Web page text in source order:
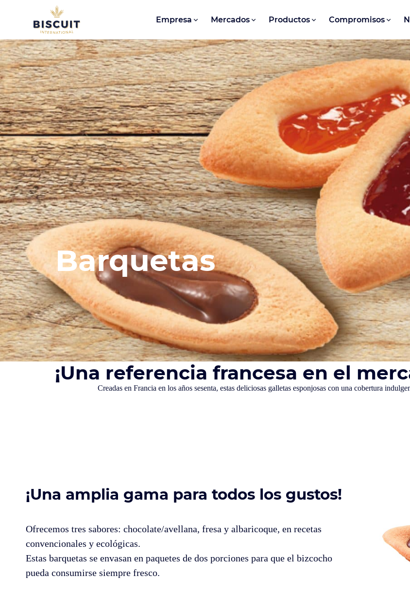
Aller au contenu Empresa Mercados Productos Compromisos
Barquetas
¡Una referencia francesa en el
Creadas en Francia en los años sesenta, estas deliciosas galletas esponjosas con una cobertura
¡Una amplia gama para todos los gustos!
Ofrecemos tres sabores: chocolate/avellana, fresa y albaricoque, en recetas
convencionales y ecológicas.
Estas barquetas se envasan en paquetes de dos porciones para que el bizcocho
pueda consumirse siempre fresco.